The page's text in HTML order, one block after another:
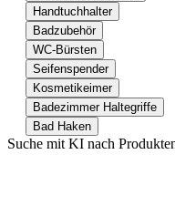
Handtuchhalter
Badzubehör
WC-Bürsten
Seifenspender
Kosmetikeimer
Badezimmer Haltegriffe
Bad Haken
Suche mit KI nach